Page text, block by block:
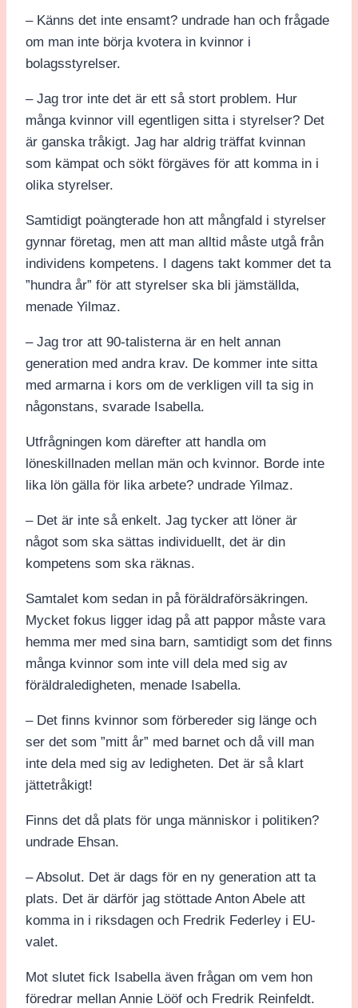
– Känns det inte ensamt? undrade han och frågade
om man inte börja kvotera in kvinnor i
bolagsstyrelser.
– Jag tror inte det är ett så stort problem. Hur
många kvinnor vill egentligen sitta i styrelser? Det
är ganska tråkigt. Jag har aldrig träffat kvinnan
som kämpat och sökt förgäves för att komma in i
olika styrelser.
Samtidigt poängterade hon att mångfald i styrelser
gynnar företag, men att man alltid måste utgå från
individens kompetens. I dagens takt kommer det ta
”hundra år” för att styrelser ska bli jämställda,
menade Yilmaz.
– Jag tror att 90-talisterna är en helt annan
generation med andra krav. De kommer inte sitta
med armarna i kors om de verkligen vill ta sig in
någonstans, svarade Isabella.
Utfrågningen kom därefter att handla om
löneskillnaden mellan män och kvinnor. Borde inte
lika lön gälla för lika arbete? undrade Yilmaz.
– Det är inte så enkelt. Jag tycker att löner är
något som ska sättas individuellt, det är din
kompetens som ska räknas.
Samtalet kom sedan in på föräldraförsäkringen.
Mycket fokus ligger idag på att pappor måste vara
hemma mer med sina barn, samtidigt som det finns
många kvinnor som inte vill dela med sig av
föräldraledigheten, menade Isabella.
– Det finns kvinnor som förbereder sig länge och
ser det som ”mitt år” med barnet och då vill man
inte dela med sig av ledigheten. Det är så klart
jättetråkigt!
Finns det då plats för unga människor i politiken?
undrade Ehsan.
– Absolut. Det är dags för en ny generation att ta
plats. Det är därför jag stöttade Anton Abele att
komma in i riksdagen och Fredrik Federley i EU-
valet.
Mot slutet fick Isabella även frågan om vem hon
föredrar mellan Annie Lööf och Fredrik Reinfeldt.